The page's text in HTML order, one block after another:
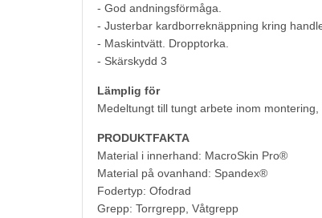
- God andningsförmåga.
- Justerbar kardborreknäppning kring
- Maskintvätt. Dropptorka.
- Skärskydd 3
Lämplig för
Medeltungt till tungt arbete inom
PRODUKTFAKTA
Material i innerhand: MacroSkin Pro®
Material på ovanhand: Spandex®
Fodertyp: Ofodrad
Grepp: Torrgrepp, Våtgrepp